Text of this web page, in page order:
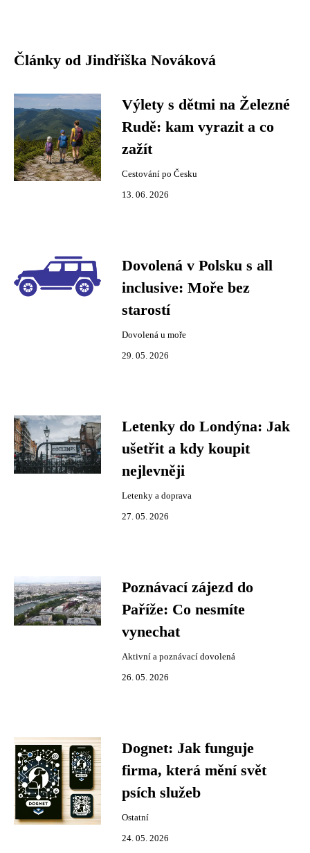
Články od Jindřiška Nováková
Výlety s dětmi na Železné
Rudě: kam vyrazit a co
zažít
Cestování po Česku
13. 06. 2026
Dovolená v Polsku s all
inclusive: Moře bez
starostí
Dovolená u moře
29. 05. 2026
Letenky do Londýna: Jak
ušetřit a kdy koupit
nejlevněji
Letenky a doprava
27. 05. 2026
Poznávací zájezd do
Paříže: Co nesmíte
vynechat
Aktivní a poznávací dovolená
26. 05. 2026
Dognet: Jak funguje
firma, která mění svět
psích služeb
Ostatní
24. 05. 2026